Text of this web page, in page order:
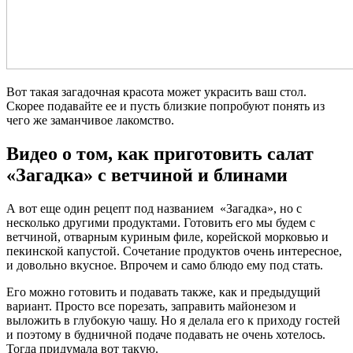
Вот такая загадочная красота может украсить ваш стол.
Скорее подавайте ее и пусть близкие попробуют понять из
чего же заманчивое лакомство.
Видео о том, как приготовить салат
«Загадка» с ветчиной и блинами
А вот еще один рецепт под названием «Загадка», но с
несколько другими продуктами. Готовить его мы будем с
ветчиной, отварным куриным филе, корейской морковью и
пекинской капустой. Сочетание продуктов очень интересное,
и довольно вкусное. Впрочем и само блюдо ему под стать.
Его можно готовить и подавать также, как и предыдущий
вариант. Просто все порезать, заправить майонезом и
выложить в глубокую чашу. Но я делала его к приходу гостей
и поэтому в будничной подаче подавать не очень хотелось.
Тогда придумала вот такую.